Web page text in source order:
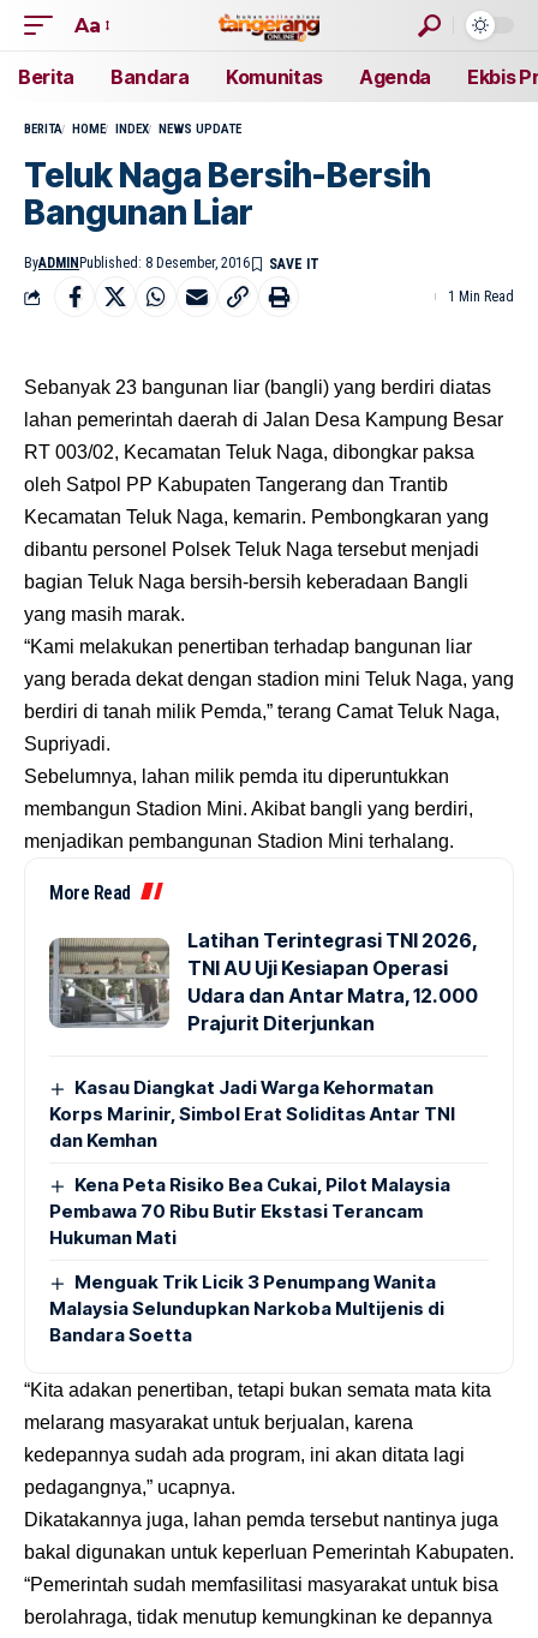
Aa
Berita Bandara Komunitas Agenda Ekbis
BERITA HOME INDEX NEWS UPDATE
Teluk Naga Bersih-Bersih
Bangunan Liar
ByADMIN Published: 8 Desember, 2016
1 Min Read
Sebanyak 23 bangunan liar (bangli) yang berdiri diatas
lahan pemerintah daerah di Jalan Desa Kampung Besar
RT 003/02, Kecamatan Teluk Naga, dibongkar paksa
oleh Satpol PP Kabupaten Tangerang dan Trantib
Kecamatan Teluk Naga, kemarin. Pembongkaran yang
dibantu personel Polsek Teluk Naga tersebut menjadi
bagian Teluk Naga bersih-bersih keberadaan Bangli
yang masih marak.
“Kami melakukan penertiban terhadap bangunan liar
yang berada dekat dengan stadion mini Teluk Naga, yang
berdiri di tanah milik Pemda,” terang Camat Teluk Naga,
Supriyadi.
Sebelumnya, lahan milik pemda itu diperuntukkan
membangun Stadion Mini. Akibat bangli yang berdiri,
menjadikan pembangunan Stadion Mini terhalang.
More Read
Latihan Terintegrasi TNI 2026,
TNI AU Uji Kesiapan Operasi
Udara dan Antar Matra, 12.000
Prajurit Diterjunkan
Kasau Diangkat Jadi Warga Kehormatan
Korps Marinir, Simbol Erat Soliditas Antar TNI
dan Kemhan
Kena Peta Risiko Bea Cukai, Pilot Malaysia
Pembawa 70 Ribu Butir Ekstasi Terancam
Hukuman Mati
Menguak Trik Licik 3 Penumpang Wanita
Malaysia Selundupkan Narkoba Multijenis di
Bandara Soetta
“Kita adakan penertiban, tetapi bukan semata mata kita
melarang masyarakat untuk berjualan, karena
kedepannya sudah ada program, ini akan ditata lagi
pedagangnya,” ucapnya.
Dikatakannya juga, lahan pemda tersebut nantinya juga
bakal digunakan untuk keperluan Pemerintah Kabupaten.
“Pemerintah sudah memfasilitasi masyarakat untuk bisa
berolahraga, tidak menutup kemungkinan ke depannya